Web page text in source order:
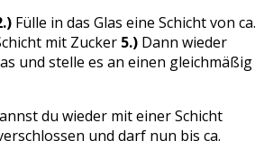
Fülle in das Glas eine Schicht von ca.
mit Zucker 5.) Dann wieder
und stelle es an einen gleichmäßig
du wieder mit einer Schicht
und darf nun bis ca.